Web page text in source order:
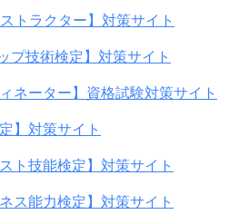
ストラクター】対策サイト
プ技術検定】対策サイト
ネーター】資格試験対策サイト
】対策サイト
ト技能検定】対策サイト
ス能力検定】対策サイト